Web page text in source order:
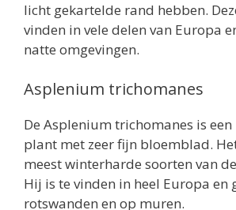
licht gekartelde rand hebben.
vinden in vele delen van Europa
natte omgevingen.
Asplenium trichomanes
De Asplenium trichomanes is
plant met zeer fijn bloemblad.
meest winterharde soorten van
Hij is te vinden in heel Europa en
rotswanden en op muren.